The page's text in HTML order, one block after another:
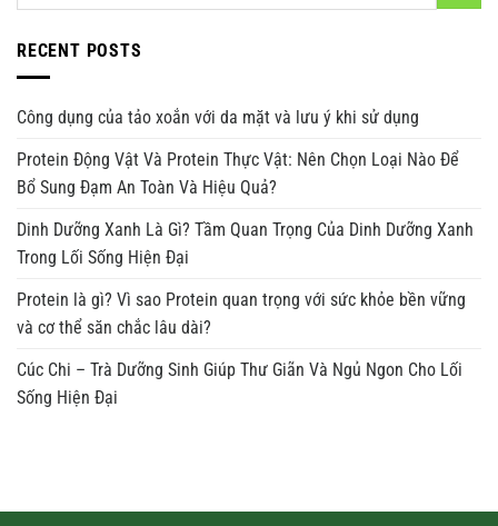
RECENT POSTS
Công dụng của tảo xoắn với da mặt và lưu ý khi sử dụng
Protein Động Vật Và Protein Thực Vật: Nên Chọn Loại Nào Để
Bổ Sung Đạm An Toàn Và Hiệu Quả?
Dinh Dưỡng Xanh Là Gì? Tầm Quan Trọng Của Dinh Dưỡng Xanh
Trong Lối Sống Hiện Đại
Protein là gì? Vì sao Protein quan trọng với sức khỏe bền vững
và cơ thể săn chắc lâu dài?
Cúc Chi – Trà Dưỡng Sinh Giúp Thư Giãn Và Ngủ Ngon Cho Lối
Sống Hiện Đại